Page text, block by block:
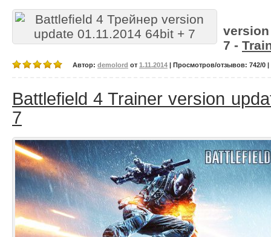
7 -
Автор: demolord от 1.11.2014 | Просмотров/отзывов: 742/0 |
Battlefield 4 Trainer version
7